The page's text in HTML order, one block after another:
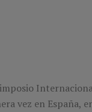
vez en España,